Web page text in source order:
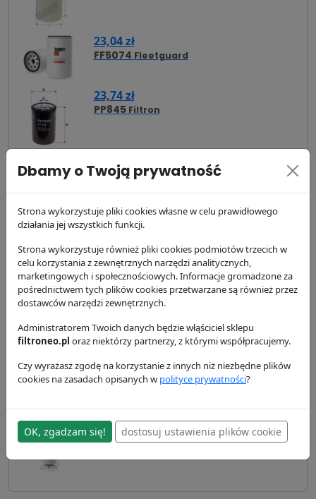
23,04 zł
FF5074 Fleetguard
23,74 zł
PP845 Filtron
24,11 zł
FF5018 Fleetguard
25,14 zł
25,82 zł
WK723/1Mann Filter
30,64 zł
WK723 Mann Filter
30,87 zł
36,08 zł
Dbamy o Twoją prywatność
Strona wykorzystuje pliki cookies własne w celu prawidłowego
działania jej wszystkich funkcji.
Strona wykorzystuje również pliki cookies podmiotów trzecich w
celu korzystania z zewnętrznych narzędzi analitycznych,
marketingowych i społecznościowych. Informacje gromadzone za
pośrednictwem tych plików cookies przetwarzane są również przez
dostawców narzędzi zewnętrznych.
Administratorem Twoich danych będzie włąściciel sklepu
filtroneo.pl oraz niektórzy partnerzy, z którymi współpracujemy.
Czy wyrażasz zgodę na korzystanie z innych niż niezbędne plików
cookies na zasadach opisanych w polityce prywatności?
OK, zgadzam się! dostosuj ustawienia plików cookie